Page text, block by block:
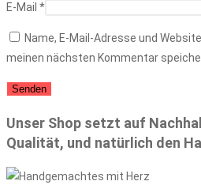
E-Mail *
Name, E-Mail-Adresse und
meinen nächsten Kommentar
Unser Shop setzt auf
Qualität, und natürlich den